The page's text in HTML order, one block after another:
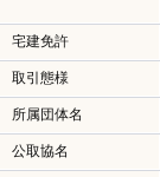
宅建免許
取引態様
所属団体名
公取協名